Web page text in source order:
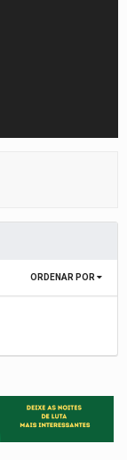
ORDENAR POR